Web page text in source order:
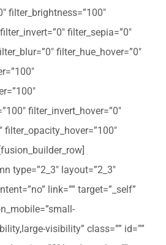
filter_brightness=”100″
filter_sepia=”0″
filter_hue_hover=”0″
filter_invert_hover=”0″
filter_opacity_hover=”100″
type=”2_3″ layout=”2_3″
link=”” target=”_self”
visibility” class=”” id=””